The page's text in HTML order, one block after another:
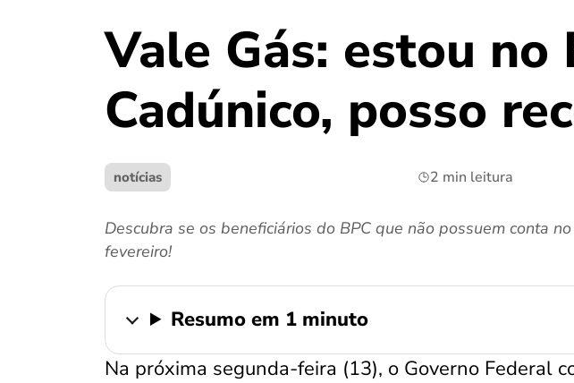
Vale Gás: estou no
Cadúnico, posso
notícias 2 min leitura
Descubra se os beneficiários do BPC que não possuem conta
fevereiro!
Resumo em 1 minuto
Na próxima segunda-feira (13), o Governo Federal